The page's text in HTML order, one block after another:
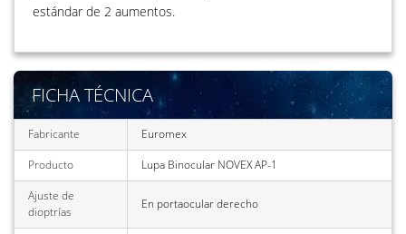
estándar de 2 aumentos.
FICHA TÉCNICA
Fabricante
Euromex
Producto
Lupa Binocular NOVEX AP-1
Ajuste de
dioptrías
En portaocular derecho